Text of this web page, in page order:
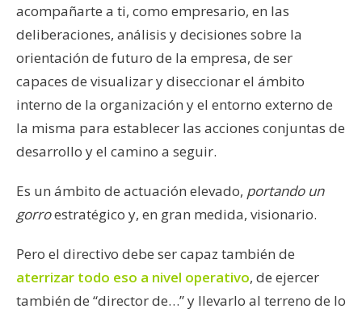
acompañarte a ti, como empresario, en las
deliberaciones, análisis y decisiones sobre la
orientación de futuro de la empresa, de ser
capaces de visualizar y diseccionar el ámbito
interno de la organización y el entorno externo de
la misma para establecer las acciones conjuntas de
desarrollo y el camino a seguir.
Es un ámbito de actuación elevado, portando un
gorroestratégico y, en gran medida, visionario.
Pero el directivo debe ser capaz también de
aterrizar todo eso a nivel operativo, de ejercer
también de “director de…” y llevarlo al terreno de lo